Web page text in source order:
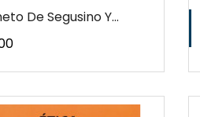
De Segusino Y...